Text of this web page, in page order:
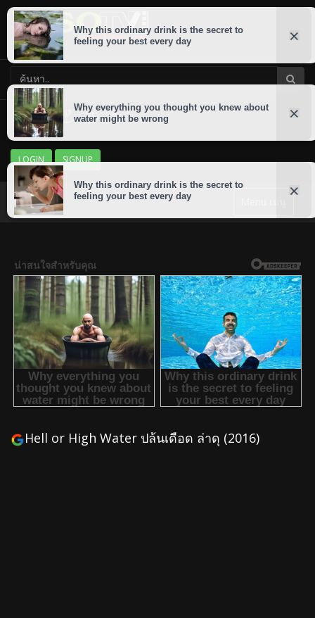
LOGIN SIGNUP
Hell or High Water ปล้นเดือด ล่าดุ (2016)